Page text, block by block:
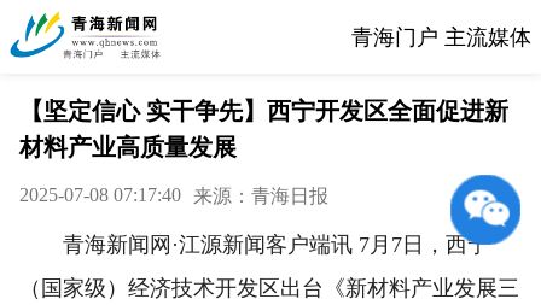
青海门户 主流媒体
【坚定信心 实干争先】西宁开发区全面促进新
材料产业高质量发展
2025-07-08 07:17:40 来源：青海日报
青海新闻网·江源新闻客户端讯 7月7日，西宁
（国家级）经济技术开发区出台《新材料产业发展三